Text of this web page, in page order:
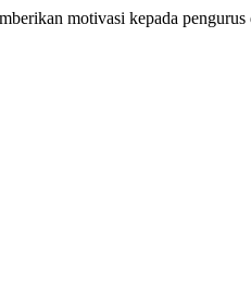
motivasi kepada